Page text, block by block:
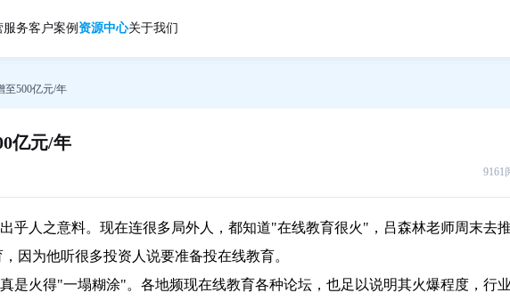
服务客户案例 资源中心关于我们
至500亿元/年
亿元/年
9161
人之意料。现在连很多局外人，都知道"在线教育很火"，吕森林老师周末去推
因为他听很多投资人说要准备投在线教育。
是火得"一塌糊涂"。各地频现在线教育各种论坛，也足以说明其火爆程度，行业